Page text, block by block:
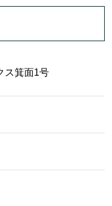
ス箕面1号